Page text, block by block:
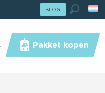
BLOG
Zoek
Pakket kopen